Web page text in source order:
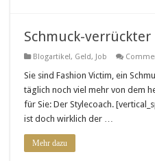
Schmuck-verrückter
Blogartikel , Geld, Job
Sie sind Fashion Victim, ein
täglich noch viel mehr von dem
für Sie: Der Stylecoach.
ist doch wirklich der …
Mehr dazu